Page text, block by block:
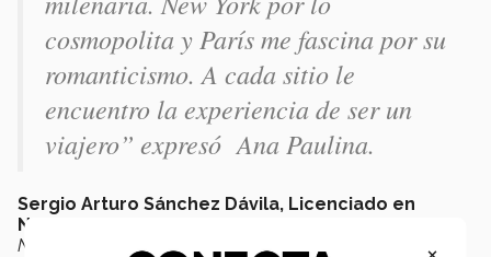
cosmopolita y París me fascina por su
romanticismo. A cada sitio le
encuentro la experiencia de ser un
viajero” expresó Ana Paulina.
Sergio Arturo Sánchez Dávila, Licenciado en
Negocios Internacionales
Negocios